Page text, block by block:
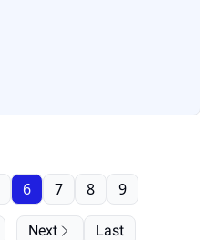
6 7 8 9
Next Last